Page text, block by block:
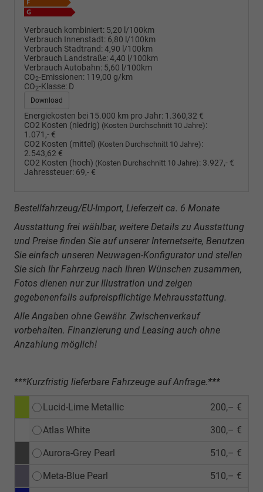
Verbrauch kombiniert: 5,20 l/100km
Verbrauch Innenstadt: 6,80 l/100km
Verbrauch Stadtrand:4,90 l/100km
Verbrauch Landstraße:4,40 l/100km
Verbrauch Autobahn: 5,60 l/100km
CO2-Emissionen: 119,00 g/km
CO2-Klasse: D
Download
Energiekosten bei 15.000 km pro Jahr: 1.360,32 €
CO2 Kosten (niedrig) (Kosten Durchschnitt 10 Jahre):
1.071,- €
CO2 Kosten (mittel) (Kosten Durchschnitt 10 Jahre):
2.543,62 €
CO2 Kosten (hoch) (Kosten Durchschnitt 10 Jahre): 3.927,- €
Jahressteuer: 69,- €
Bestellfahrzeug/EU-Import, Lieferzeit ca. 6 Monate
Ausstattung frei wählbar, weitere Details zu Ausstattung
und Preise finden Sie auf unserer Internetseite, Benutzen
Sie einfach unseren Neuwagen-Konfigurator und stellen
Sie sich Ihr Fahrzeug nach Ihren Wünschen zusammen,
Fotos dienen nur zur Illustration und zeigen
gegebenenfalls aufpreispflichtige Mehrausstattung.
Alle Angaben ohne Gewähr. Zwischenverkauf
vorbehalten. Finanzierung und Leasing auch ohne
Anzahlung möglich!
***Kurzfristig lieferbare Fahrzeuge auf Anfrage.***
Lucid-Lime Metallic 200,– €
Atlas White 300,– €
Aurora-Grey Pearl 510,– €
Meta-Blue Pearl 510,– €